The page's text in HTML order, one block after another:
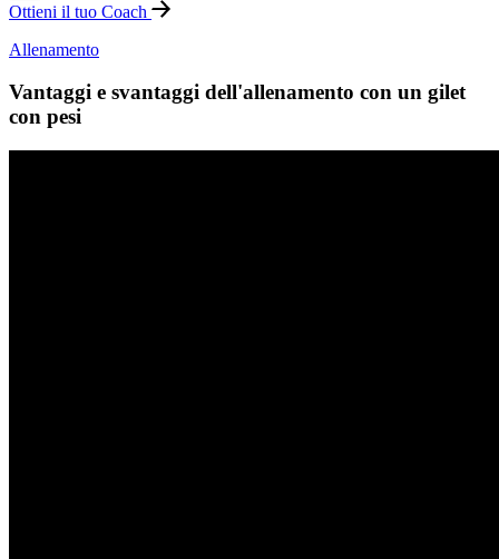
Ottieni il tuo Coach
Allenamento
Vantaggi e svantaggi dell'allenamento con un gilet
con pesi